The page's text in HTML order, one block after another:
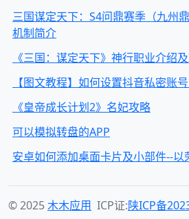
三国谋定天下：S4问鼎赛季（九州
机制简介
《三国：谋定天下》神行职业介绍
【图文教程】如何设置抖音私密账
《皇帝成长计划2》名妃攻略
可以模拟转盘的APP
安卓如何添加桌面卡片及小部件--以
© 2025木木应用 ICP证:陕ICP备